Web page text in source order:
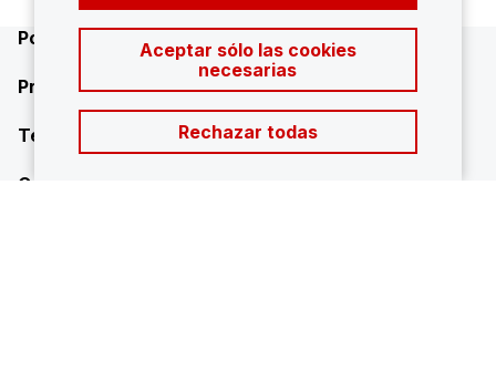
Política de privacidad
Privacy Notice
Términos de uso
Contáctenos
Aceptar sólo las cookies
necesarias
Rechazar todas